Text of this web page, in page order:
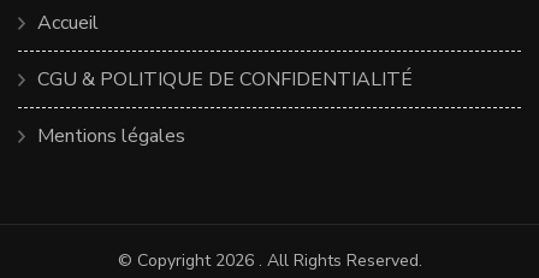
Accueil
CGU & POLITIQUE DE CONFIDENTIALITÉ
Mentions légales
© Copyright 2026 . All Rights Reserved.